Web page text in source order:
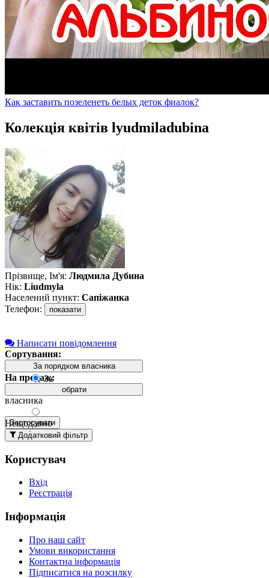
Как заставить позеленеть белых деток фиалок?
Колекція квітів lyudmiladubina
Прізвище, Ім'я: Людмила Дубина
Нік: Liudmyla
Населений пункт: Сапіжанка
Телефон:
показати
Написати повідомлення
Сортування:
За порядком власника
За
власника
Нещодавно
додані
вгорі
Давно
додані
За
назвою А-
Я
назвою Я-
На продаж:
обрати
Застосувати
Додатковий фільтр
Користувач
Вхід
Реєстрація
Інформація
Про наш сайт
Умови використання
Контактна інформація
Підписатися на розсилку